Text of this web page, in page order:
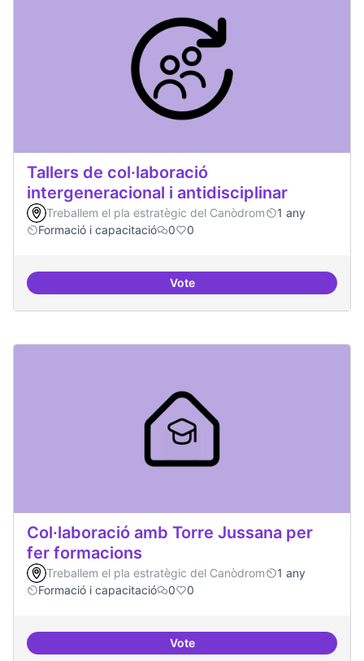
Tallers de col·laboració
intergeneracional i antidisciplinar
Treballem el pla estratègic del Canòdrom
1 any
Formació i capacitació
0 0
VoteTallers de col·laboració
Col·laboració amb Torre Jussana per
fer formacions
Treballem el pla estratègic del Canòdrom
1 any
Formació i capacitació
0 0
VoteCol·laboració amb Torre